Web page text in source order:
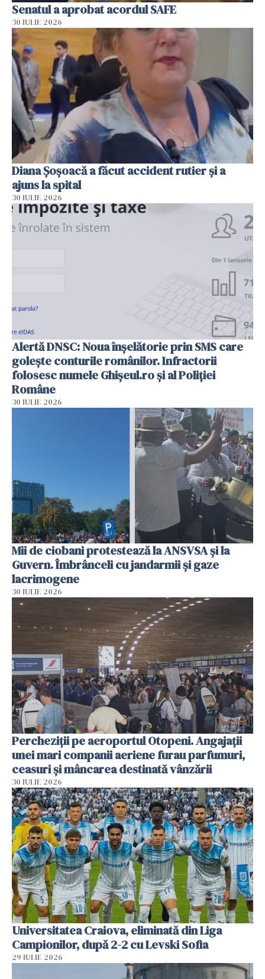
Senatul a aprobat acordul SAFE
30 IULIE 2026
Diana Șoșoacă a făcut accident rutier și a
ajuns la spital
30 IULIE 2026
Alertă DNSC: Noua înșelătorie prin SMS care
golește conturile românilor. Infractorii
folosesc numele Ghișeul.ro și al Poliției
Române
30 IULIE 2026
Mii de ciobani protestează la ANSVSA și la
Guvern. Îmbrânceli cu jandarmii și gaze
lacrimogene
30 IULIE 2026
Percheziții pe aeroportul Otopeni. Angajații
unei mari companii aeriene furau parfumuri,
ceasuri și mâncarea destinată vânzării
30 IULIE 2026
Universitatea Craiova, eliminată din Liga
Campionilor, după 2-2 cu Levski Sofia
29 IULIE 2026